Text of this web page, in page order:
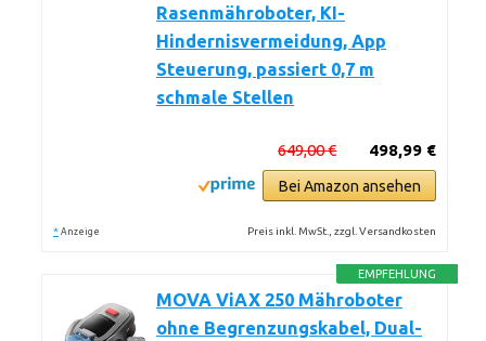
Rasenmähroboter, KI-
Hindernisvermeidung, App
Steuerung, passiert 0,7 m
schmale Stellen
498,99 €
649,00 €
Bei Amazon ansehen
* Anzeige Preis inkl. MwSt., zzgl. Versandkosten
EMPFEHLUNG
MOVA ViAX 250 Mähroboter
ohne Begrenzungskabel, Dual-